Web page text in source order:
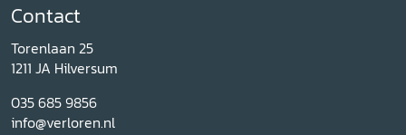
Contact
Torenlaan 25
1211 JA Hilversum
035 685 9856
info@verloren.nl